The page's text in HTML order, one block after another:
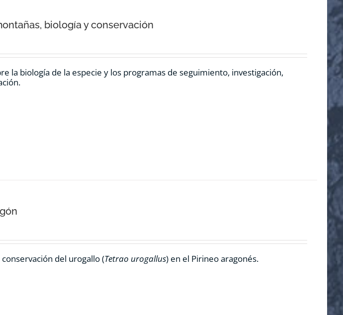
biología y conservación
la biología de la especie y los programas de seguimiento, investigación,
del urogallo (Tetrao urogallus) en el Pirineo aragonés.